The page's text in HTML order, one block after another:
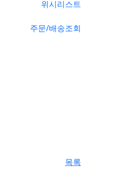
위시리스트
주문/배송조회
목록